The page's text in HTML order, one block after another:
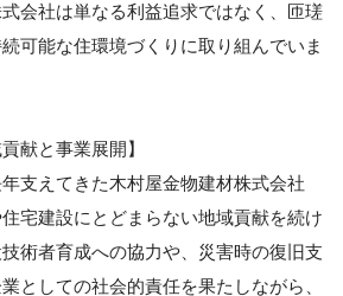
会社は単なる利益追求ではなく、匝瑳
可能な住環境づくりに取り組んでいま
献と事業展開】
支えてきた木村屋金物建材株式会社
宅建設にとどまらない地域貢献を続け
術者育成への協力や、災害時の復旧支
としての社会的責任を果たしながら、